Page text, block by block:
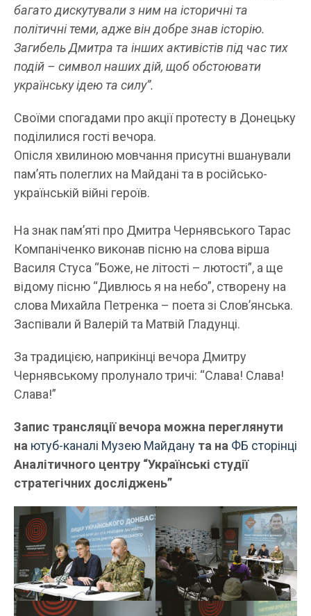
багато дискутували з ним на історичні та
політичні теми, адже він добре знав історію.
Загибель Дмитра та інших активістів під час тих
подій – символ наших дій, щоб обстоювати
українську ідею та силу”.
Своїми спогадами про акції протесту в Донецьку
поділилися гості вечора.
Опісля хвилиною мовчання присутні вшанували
пам’ять полеглих на Майдані та в російсько-
українській війні героїв.
На знак пам’яті про Дмитра Чернявського Тарас
Компаніченко виконав пісню на слова вірша
Василя Стуса “Боже, не літості – лютості”, а ще
відому пісню “Дивлюсь я на небо”, створену на
слова Михайла Петренка – поета зі Слов’янська.
Заспівали й Валерій та Матвій Гладунці.
За традицією, наприкінці вечора Дмитру
Чернявському пролунало тричі: “Слава! Слава!
Слава!”
Запис трансляції вечора можна переглянути
на ютуб-каналі Музею Майдану та на ФБ сторінці
Аналітичного центру “Українські студії
стратегічних досліджень”